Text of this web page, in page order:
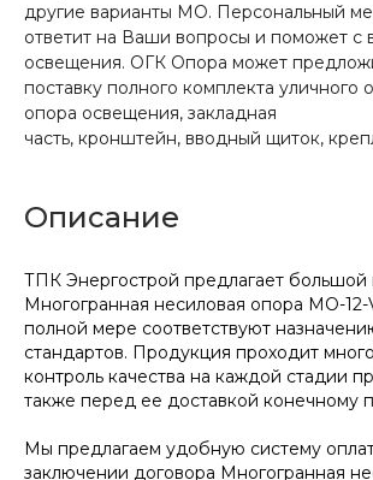
другие варианты МО. Персональный
ответит на Ваши вопросы и поможет с
освещения. ОГК Опора может
поставку полного комплекта уличного
опора освещения, закладная
часть, кронштейн, вводный щиток,
Описание
ТПК Энергострой предлагает большой
Многогранная несиловая опора МО-12-
полной мере соответствуют
стандартов. Продукция проходит
контроль качества на каждой стадии
также перед ее доставкой конечному
Мы предлагаем удобную систему
заключении договора Многогранная